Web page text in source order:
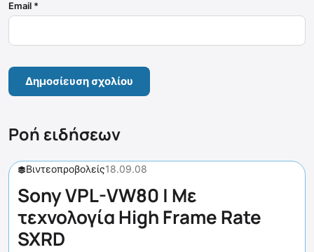
Email *
Ροή ειδήσεων
Βιντεοπροβολείς18.09.08
Sony VPL-VW80 | Με
τεχνολογία High Frame Rate
SXRD